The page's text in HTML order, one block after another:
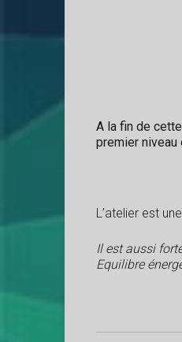
A la fin de
premier
L’atelier est
Il est aussi
Equilibre